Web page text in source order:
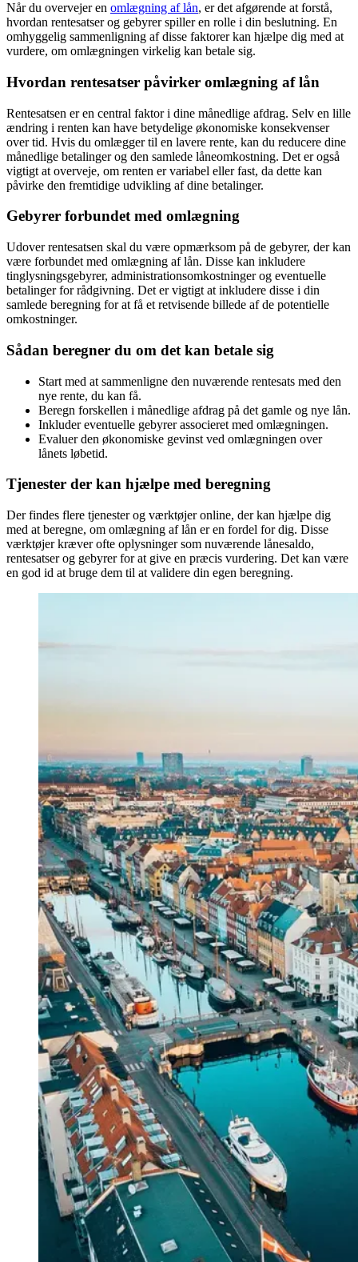
Når du overvejer en omlægning af lån, er det afgørende at forstå,
hvordan rentesatser og gebyrer spiller en rolle i din beslutning. En
omhyggelig sammenligning af disse faktorer kan hjælpe dig med at
vurdere, om omlægningen virkelig kan betale sig.
Hvordan rentesatser påvirker omlægning af lån
Rentesatsen er en central faktor i dine månedlige afdrag. Selv en lille
ændring i renten kan have betydelige økonomiske konsekvenser
over tid. Hvis du omlægger til en lavere rente, kan du reducere dine
månedlige betalinger og den samlede låneomkostning. Det er også
vigtigt at overveje, om renten er variabel eller fast, da dette kan
påvirke den fremtidige udvikling af dine betalinger.
Gebyrer forbundet med omlægning
Udover rentesatsen skal du være opmærksom på de gebyrer, der kan
være forbundet med omlægning af lån. Disse kan inkludere
tinglysningsgebyrer, administrationsomkostninger og eventuelle
betalinger for rådgivning. Det er vigtigt at inkludere disse i din
samlede beregning for at få et retvisende billede af de potentielle
omkostninger.
Sådan beregner du om det kan betale sig
Start med at sammenligne den nuværende rentesats med den
nye rente, du kan få.
Beregn forskellen i månedlige afdrag på det gamle og nye lån.
Inkluder eventuelle gebyrer associeret med omlægningen.
Evaluer den økonomiske gevinst ved omlægningen over
lånets løbetid.
Tjenester der kan hjælpe med beregning
Der findes flere tjenester og værktøjer online, der kan hjælpe dig
med at beregne, om omlægning af lån er en fordel for dig. Disse
værktøjer kræver ofte oplysninger som nuværende lånesaldo,
rentesatser og gebyrer for at give en præcis vurdering. Det kan være
en god id at bruge dem til at validere din egen beregning.